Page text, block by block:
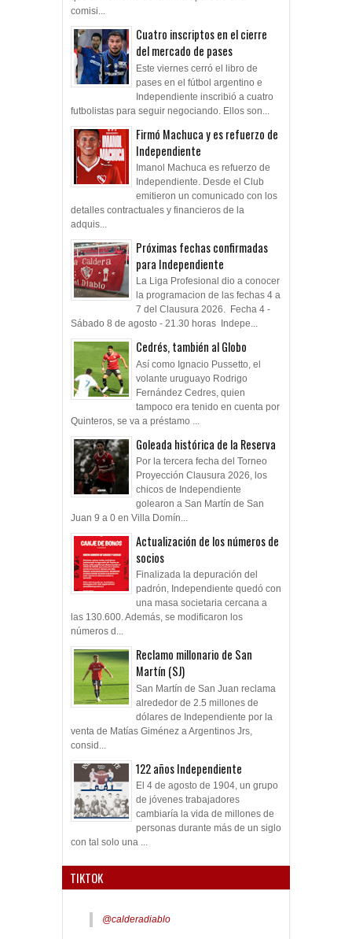
comisi...
Cuatro inscriptos en el cierre
del mercado de pases
Este viernes cerró el libro de
pases en el fútbol argentino e
Independiente inscribió a cuatro
futbolistas para seguir negociando. Ellos son...
Firmó Machuca y es refuerzo de
Independiente
Imanol Machuca es refuerzo de
Independiente. Desde el Club
emitieron un comunicado con los
detalles contractuales y financieros de la
adquis...
Próximas fechas confirmadas
para Independiente
La Liga Profesional dio a conocer
la programacion de las fechas 4 a
7 del Clausura 2026. Fecha 4 -
Sábado 8 de agosto - 21.30 horas Indepe...
Cedrés, también al Globo
Así como Ignacio Pussetto, el
volante uruguayo Rodrigo
Fernández Cedres, quien
tampoco era tenido en cuenta por
Quinteros, se va a préstamo ...
Goleada histórica de la Reserva
Por la tercera fecha del Torneo
Proyección Clausura 2026, los
chicos de Independiente
golearon a San Martín de San
Juan 9 a 0 en Villa Domín...
Actualización de los números de
socios
Finalizada la depuración del
padrón, Independiente quedó con
una masa societaria cercana a
las 130.600. Además, se modificaron los
números d...
Reclamo millonario de San
Martín (SJ)
San Martín de San Juan reclama
alrededor de 2.5 millones de
dólares de Independiente por la
venta de Matías Giménez a Argentinos Jrs,
consid...
122 años Independiente
El 4 de agosto de 1904, un grupo
de jóvenes trabajadores
cambiaría la vida de millones de
personas durante más de un siglo
con tal solo una ...
TIKTOK
@calderadiablo